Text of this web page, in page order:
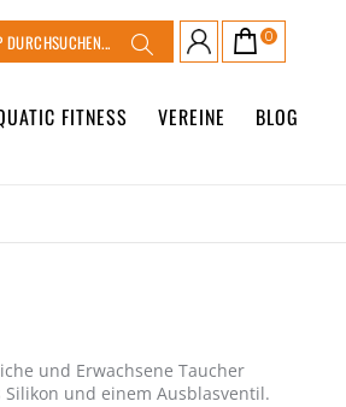
Suche Warenkorb
0
FITNESS VEREINE BLOG
und Erwachsene Taucher
und einem Ausblasventil.